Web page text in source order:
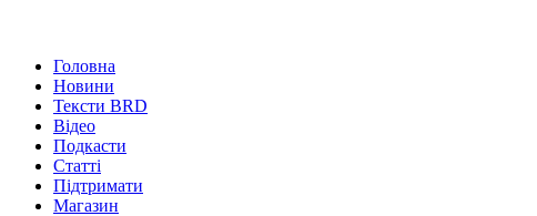
Головна
Новини
Тексти BRD
Відео
Подкасти
Статті
Підтримати
Магазин